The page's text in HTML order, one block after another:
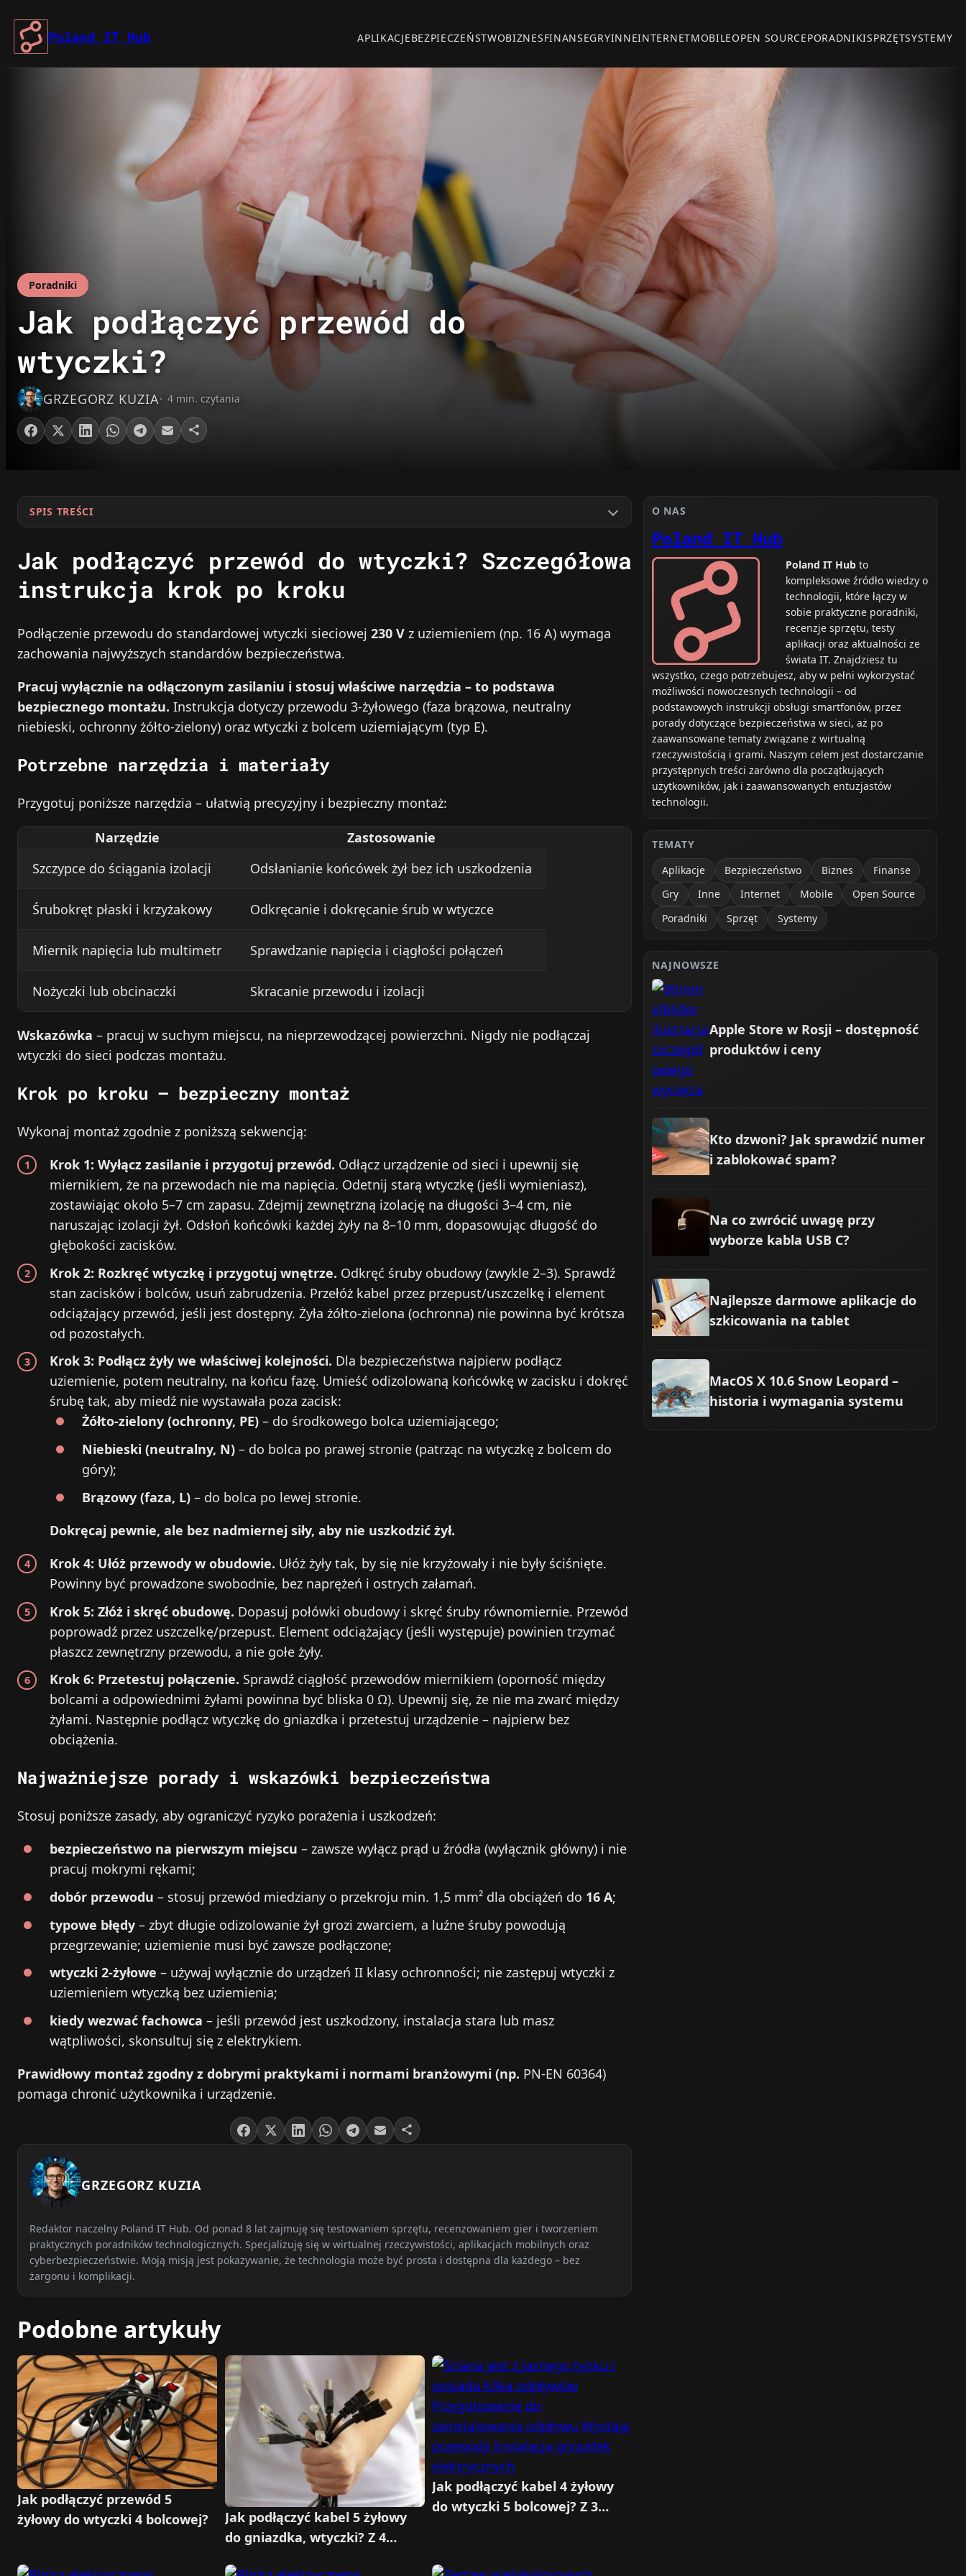
Przejdź
do
treści
Poland IT Hub APLIKACJEBEZPIECZEŃSTWOBIZNESFINANSEGRYINNEINTERNETMOBILEOPEN SOURCEPORADNIKISPRZĘTSYSTEMY
Poradniki
Jak podłączyć przewód do
wtyczki?
GRZEGORZ KUZIA 4 min. czytania
SPIS TREŚCI
Jak podłączyć przewód do wtyczki? Szczegółowa
instrukcja krok po kroku
Podłączenie przewodu do standardowej wtyczki sieciowej 230 V z uziemieniem (np. 16 A) wymaga
zachowania najwyższych standardów bezpieczeństwa.
Pracuj wyłącznie na odłączonym zasilaniu i stosuj właściwe narzędzia – to podstawa
bezpiecznego montażu. Instrukcja dotyczy przewodu 3‑żyłowego (faza brązowa, neutralny
niebieski, ochronny żółto‑zielony) oraz wtyczki z bolcem uziemiającym (typ E).
Potrzebne narzędzia i materiały
Przygotuj poniższe narzędzia – ułatwią precyzyjny i bezpieczny montaż:
Narzędzie
Zastosowanie
Szczypce do ściągania izolacji
Odsłanianie końcówek żył bez ich uszkodzenia
Śrubokręt płaski i krzyżakowy Odkręcanie i dokręcanie śrub w wtyczce
Miernik napięcia lub multimetr Sprawdzanie napięcia i ciągłości połączeń
Nożyczki lub obcinaczki Skracanie przewodu i izolacji
Wskazówka – pracuj w suchym miejscu, na nieprzewodzącej powierzchni. Nigdy nie podłączaj
wtyczki do sieci podczas montażu.
Krok po kroku – bezpieczny montaż
Wykonaj montaż zgodnie z poniższą sekwencją:
Krok 1: Wyłącz zasilanie i przygotuj przewód. Odłącz urządzenie od sieci i upewnij się
miernikiem, że na przewodach nie ma napięcia. Odetnij starą wtyczkę (jeśli wymieniasz),
zostawiając około 5–7 cm zapasu. Zdejmij zewnętrzną izolację na długości 3–4 cm, nie
naruszając izolacji żył. Odsłoń końcówki każdej żyły na 8–10 mm, dopasowując długość do
głębokości zacisków.
Krok 2: Rozkręć wtyczkę i przygotuj wnętrze. Odkręć śruby obudowy (zwykle 2–3). Sprawdź
stan zacisków i bolców, usuń zabrudzenia. Przełóż kabel przez przepust/uszczelkę i element
odciążający przewód, jeśli jest dostępny. Żyła żółto‑zielona (ochronna) nie powinna być krótsza
od pozostałych.
Krok 3: Podłącz żyły we właściwej kolejności. Dla bezpieczeństwa najpierw podłącz
uziemienie, potem neutralny, na końcu fazę. Umieść odizolowaną końcówkę w zacisku i dokręć
śrubę tak, aby miedź nie wystawała poza zacisk:
Żółto‑zielony (ochronny, PE) – do środkowego bolca uziemiającego;
Niebieski (neutralny, N) – do bolca po prawej stronie (patrząc na wtyczkę z bolcem do
góry);
Brązowy (faza, L) – do bolca po lewej stronie.
Dokręcaj pewnie, ale bez nadmiernej siły, aby nie uszkodzić żył.
Krok 4: Ułóż przewody w obudowie. Ułóż żyły tak, by się nie krzyżowały i nie były ściśnięte.
Powinny być prowadzone swobodnie, bez naprężeń i ostrych załamań.
Krok 5: Złóż i skręć obudowę. Dopasuj połówki obudowy i skręć śruby równomiernie. Przewód
poprowadź przez uszczelkę/przepust. Element odciążający (jeśli występuje) powinien trzymać
płaszcz zewnętrzny przewodu, a nie gołe żyły.
Krok 6: Przetestuj połączenie. Sprawdź ciągłość przewodów miernikiem (oporność między
bolcami a odpowiednimi żyłami powinna być bliska 0 Ω). Upewnij się, że nie ma zwarć między
żyłami. Następnie podłącz wtyczkę do gniazdka i przetestuj urządzenie – najpierw bez
obciążenia.
Najważniejsze porady i wskazówki bezpieczeństwa
Stosuj poniższe zasady, aby ograniczyć ryzyko porażenia i uszkodzeń:
bezpieczeństwo na pierwszym miejscu – zawsze wyłącz prąd u źródła (wyłącznik główny) i nie
pracuj mokrymi rękami;
dobór przewodu – stosuj przewód miedziany o przekroju min. 1,5 mm² dla obciążeń do 16 A;
typowe błędy – zbyt długie odizolowanie żył grozi zwarciem, a luźne śruby powodują
przegrzewanie; uziemienie musi być zawsze podłączone;
wtyczki 2‑żyłowe – używaj wyłącznie do urządzeń II klasy ochronności; nie zastępuj wtyczki z
uziemieniem wtyczką bez uziemienia;
kiedy wezwać fachowca – jeśli przewód jest uszkodzony, instalacja stara lub masz
wątpliwości, skonsultuj się z elektrykiem.
Prawidłowy montaż zgodny z dobrymi praktykami i normami branżowymi (np. PN‑EN 60364)
pomaga chronić użytkownika i urządzenie.
GRZEGORZ KUZIA
Redaktor naczelny Poland IT Hub. Od ponad 8 lat zajmuję się testowaniem sprzętu, recenzowaniem gier i tworzeniem
praktycznych poradników technologicznych. Specjalizuję się w wirtualnej rzeczywistości, aplikacjach mobilnych oraz
cyberbezpieczeństwie. Moją misją jest pokazywanie, że technologia może być prosta i dostępna dla każdego – bez
żargonu i komplikacji.
Podobne artykuły
Jak podłączyć przewód 5
żyłowy do wtyczki 4 bolcowej?
Jak podłączyć kabel 5 żyłowy
do gniazdka, wtyczki? Z 4
Jak podłączyć kabel 4 żyłowy
do wtyczki 5 bolcowej? Z 3
O NAS
Poland IT Hub
Poland IT Hub to
kompleksowe źródło wiedzy o
technologii, które łączy w
sobie praktyczne poradniki,
recenzje sprzętu, testy
aplikacji oraz aktualności ze
świata IT. Znajdziesz tu
wszystko, czego potrzebujesz, aby w pełni wykorzystać
możliwości nowoczesnych technologii – od
podstawowych instrukcji obsługi smartfonów, przez
porady dotyczące bezpieczeństwa w sieci, aż po
zaawansowane tematy związane z wirtualną
rzeczywistością i grami. Naszym celem jest dostarczanie
przystępnych treści zarówno dla początkujących
użytkowników, jak i zaawansowanych entuzjastów
technologii.
TEMATY
Aplikacje
Bezpieczeństwo Biznes
Finanse
Gry
Inne Internet Mobile
Open Source
Poradniki
Sprzęt Systemy
NAJNOWSZE
Apple Store w Rosji – dostępność
produktów i ceny
Kto dzwoni? Jak sprawdzić numer
i zablokować spam?
Na co zwrócić uwagę przy
wyborze kabla USB C?
Najlepsze darmowe aplikacje do
szkicowania na tablet
MacOS X 10.6 Snow Leopard –
historia i wymagania systemu